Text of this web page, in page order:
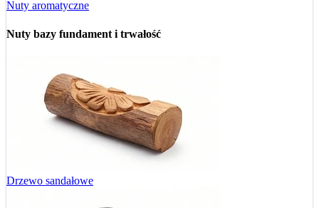
Nuty aromatyczne
Nuty bazy fundament i trwałość
Drzewo sandałowe